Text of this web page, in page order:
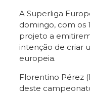
A Superliga
domingo, com os
projeto a
intenção de criar
europeia.
Florentino Pérez
deste